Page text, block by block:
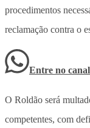
procedimentos
reclamação contra o
Entre no
O Roldão será
competentes, com